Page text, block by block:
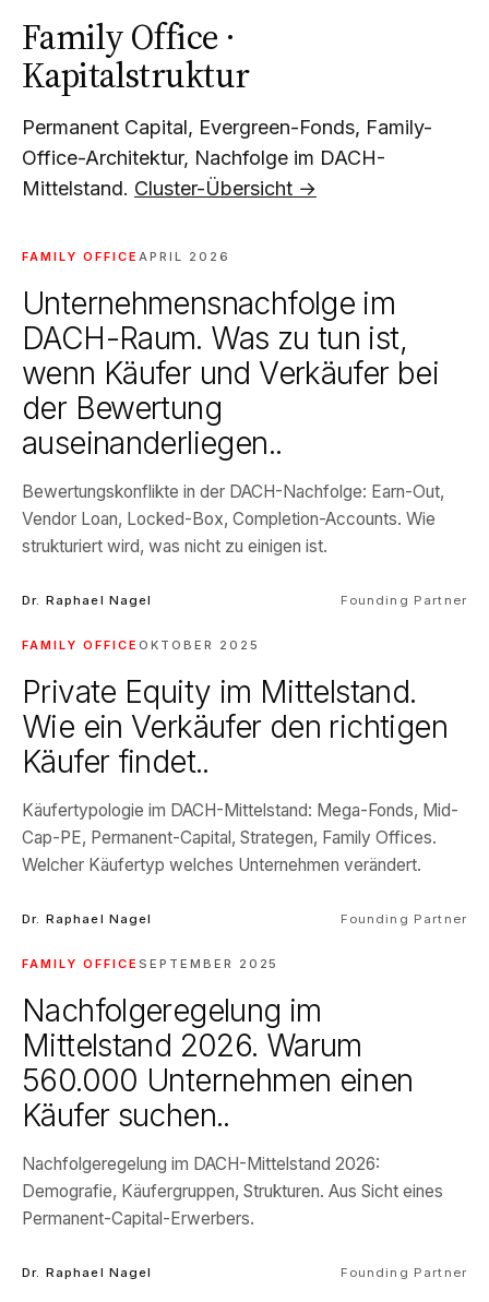
Family Office ·
Kapitalstruktur
Permanent Capital, Evergreen-Fonds, Family-
Office-Architektur, Nachfolge im DACH-
Mittelstand. Cluster-Übersicht →
FAMILY OFFICE APRIL 2026
Unternehmensnachfolge im
DACH-Raum. Was zu tun ist,
wenn Käufer und Verkäufer bei
der Bewertung
auseinanderliegen..
Bewertungskonflikte in der DACH-Nachfolge: Earn-Out,
Vendor Loan, Locked-Box, Completion-Accounts. Wie
strukturiert wird, was nicht zu einigen ist.
Dr. Raphael Nagel Founding Partner
FAMILY OFFICE OKTOBER 2025
Private Equity im Mittelstand.
Wie ein Verkäufer den richtigen
Käufer findet..
Käufertypologie im DACH-Mittelstand: Mega-Fonds, Mid-
Cap-PE, Permanent-Capital, Strategen, Family Offices.
Welcher Käufertyp welches Unternehmen verändert.
Dr. Raphael Nagel Founding Partner
FAMILY OFFICE SEPTEMBER 2025
Nachfolgeregelung im
Mittelstand 2026. Warum
560.000 Unternehmen einen
Käufer suchen..
Nachfolgeregelung im DACH-Mittelstand 2026:
Demografie, Käufergruppen, Strukturen. Aus Sicht eines
Permanent-Capital-Erwerbers.
Dr. Raphael Nagel Founding Partner